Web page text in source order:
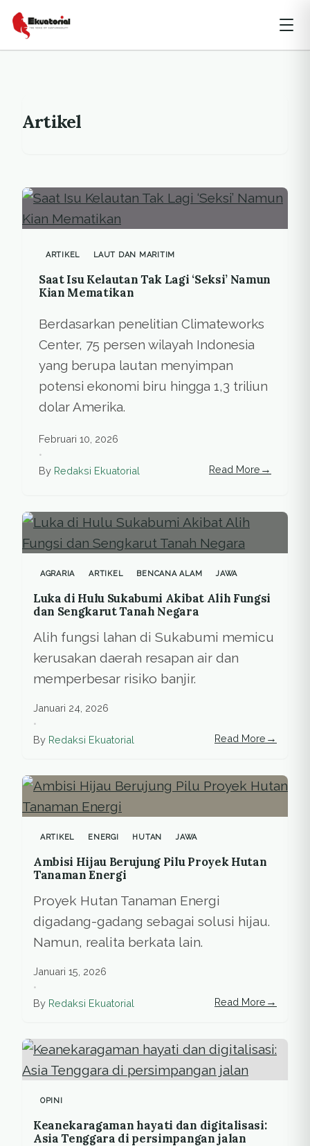
Artikel
ARTIKEL LAUT DAN MARITIM
Saat Isu Kelautan Tak Lagi ‘Seksi’ Namun
Kian Mematikan
Berdasarkan penelitian Climateworks
Center, 75 persen wilayah Indonesia
yang berupa lautan menyimpan
potensi ekonomi biru hingga 1,3 triliun
dolar Amerika.
Februari 10, 2026
•
By Redaksi Ekuatorial Read More →
AGRARIA ARTIKEL BENCANA ALAM JAWA
Luka di Hulu Sukabumi Akibat Alih Fungsi
dan Sengkarut Tanah Negara
Alih fungsi lahan di Sukabumi memicu
kerusakan daerah resapan air dan
memperbesar risiko banjir.
Januari 24, 2026
•
By Redaksi Ekuatorial Read More →
ARTIKEL ENERGI HUTAN JAWA
Ambisi Hijau Berujung Pilu Proyek Hutan
Tanaman Energi
Proyek Hutan Tanaman Energi
digadang-gadang sebagai solusi hijau.
Namun, realita berkata lain.
Januari 15, 2026
•
By Redaksi Ekuatorial Read More →
OPINI
Keanekaragaman hayati dan digitalisasi:
Asia Tenggara di persimpangan jalan